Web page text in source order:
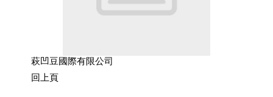
萩凹豆國際有限公司
回上頁